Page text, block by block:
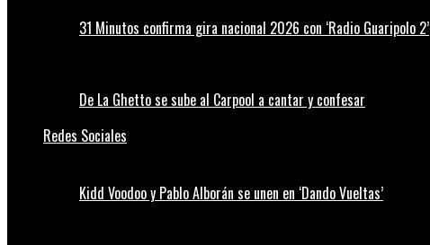
31 Minutos confirma gira nacional 2026 con ‘Radio Guaripolo 2’
De La Ghetto se sube al Carpool a cantar y confesar
Redes Sociales
Kidd Voodoo y Pablo Alborán se unen en ‘Dando Vueltas’